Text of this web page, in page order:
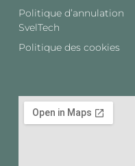
Politique d’annulation
SvelTech​
Politique des cookies